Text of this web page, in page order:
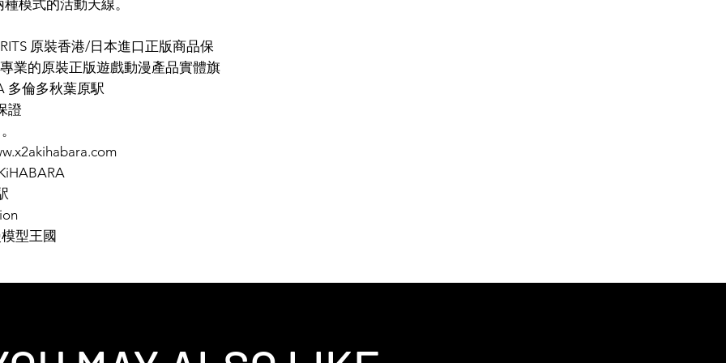
模式的活動天線。
原裝香港/日本進口正版商品保
業的原裝正版遊戲動漫產品實體旗
多倫多秋葉原駅
證
型王國